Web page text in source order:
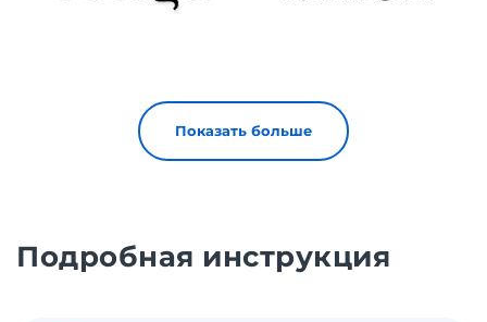
Показать больше
Подробная инструкция